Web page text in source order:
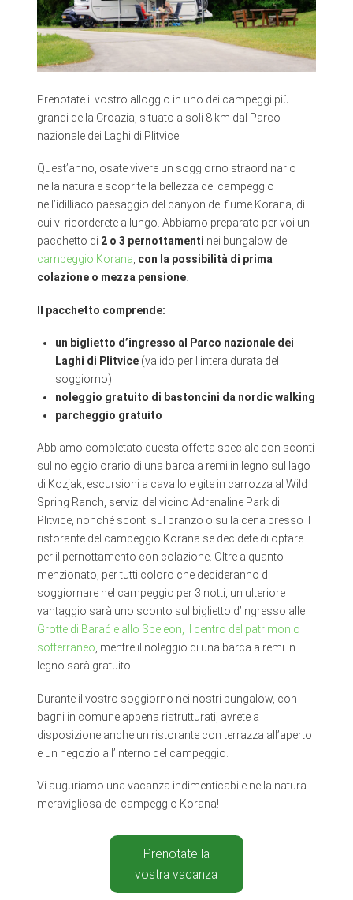
Prenotate il vostro alloggio in uno dei campeggi più
grandi della Croazia, situato a soli 8 km dal Parco
nazionale dei Laghi di Plitvice!
Quest’anno, osate vivere un soggiorno straordinario
nella natura e scoprite la bellezza del campeggio
nell’idilliaco paesaggio del canyon del fiume Korana, di
cui vi ricorderete a lungo. Abbiamo preparato per voi un
pacchetto di 2 o 3 pernottamenti nei bungalow del
campeggio Korana con la possibilità di prima
colazione o mezza pensione.
Il pacchetto comprende:
un biglietto d’ingresso al Parco nazionale dei
Laghi di Plitvice (valido per l’intera durata del
soggiorno)
noleggio gratuito di bastoncini da nordic walking
parcheggio gratuito
Abbiamo completato questa offerta speciale con sconti
sul noleggio orario di una barca a remi in legno sul lago
di Kozjak, escursioni a cavallo e gite in carrozza al Wild
Spring Ranch, servizi del vicino Adrenaline Park di
Plitvice, nonché sconti sul pranzo o sulla cena presso il
ristorante del campeggio Korana se decidete di optare
per il pernottamento con colazione. Oltre a quanto
menzionato, per tutti coloro che decideranno di
soggiornare nel campeggio per 3 notti, un ulteriore
vantaggio sarà uno sconto sul biglietto d’ingresso alle
Grotte di Barać e allo Speleon, il centro del patrimonio
sotterraneo, mentre il noleggio di una barca a remi in
legno sarà gratuito.
Durante il vostro soggiorno nei nostri bungalow, con
bagni in comune appena ristrutturati, avrete a
disposizione anche un ristorante con terrazza all’aperto
e un negozio all’interno del campeggio.
Vi auguriamo una vacanza indimenticabile nella natura
meravigliosa del campeggio Korana!
Prenotate la
vostra vacanza